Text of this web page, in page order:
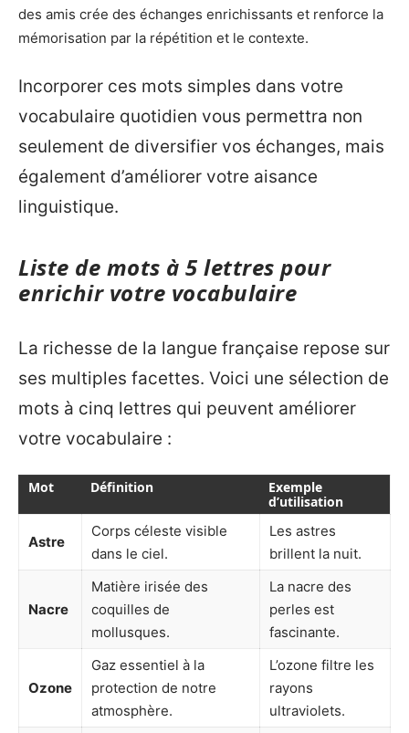
des amis crée des échanges enrichissants et renforce la
mémorisation par la répétition et le contexte.
Incorporer ces mots simples dans votre
vocabulaire quotidien vous permettra non
seulement de diversifier vos échanges, mais
également d’améliorer votre aisance
linguistique.
Liste de mots à 5 lettres pour
enrichir votre vocabulaire
La richesse de la langue française repose sur
ses multiples facettes. Voici une sélection de
mots à cinq lettres qui peuvent améliorer
votre vocabulaire :
Mot Définition
Exemple
d’utilisation
Astre
Corps céleste visible
dans le ciel.
Les astres
brillent la nuit.
Nacre
Matière irisée des
coquilles de
mollusques.
La nacre des
perles est
fascinante.
Ozone
Gaz essentiel à la
protection de notre
atmosphère.
L’ozone filtre les
rayons
ultraviolets.